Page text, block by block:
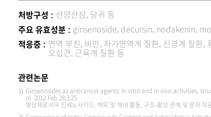
처방구성 : 산양산삼, 당귀 등
주요 유효성분 : ginsenoside, decursin, nodakenin,
적응증 : 면역 부진, 비만, 자가면역계 질환, 신경계 질환,
오십견, 근육계 질환 등
관련논문
1) Ginsenosides as anticancer agents: In vitro and in vivo activities,
ol. 2012 Feb 28;3:25
항암제로서의 진세노사이드: 체외 및 체내 활동, 구조-활성 관계 및 분자 작